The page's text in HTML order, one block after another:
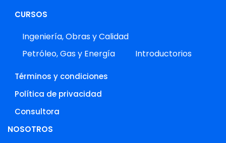
CURSOS
Ingeniería, Obras y Calidad
Petróleo, Gas y Energía
Introductorios
Términos y condiciones
Política de privacidad
Consultora
NOSOTROS